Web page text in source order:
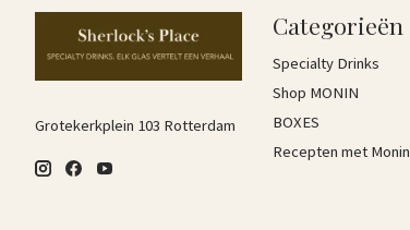
Grotekerkplein 103 Rotterdam
Categorieën
Specialty Drinks
Shop MONIN
BOXES
Recepten met Monin